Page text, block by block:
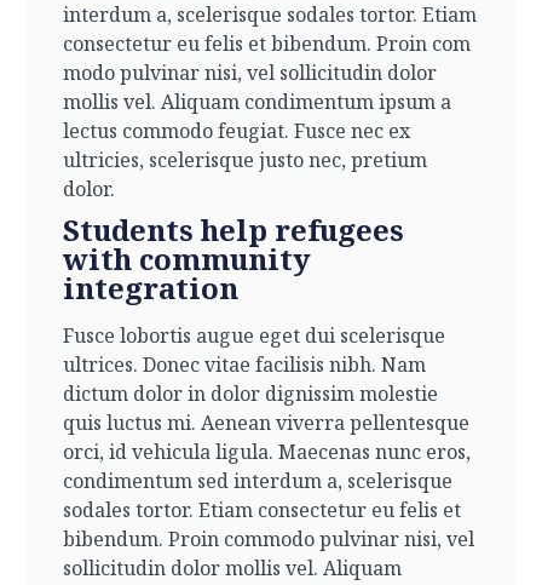
interdum a, scelerisque sodales tortor. Etiam
consectetur eu felis et bibendum. Proin com
modo pulvinar nisi, vel sollicitudin dolor
mollis vel. Aliquam condimentum ipsum a
lectus commodo feugiat. Fusce nec ex
ultricies, scelerisque justo nec, pretium
dolor.
Students help refugees
with community
integration
Fusce lobortis augue eget dui scelerisque
ultrices. Donec vitae facilisis nibh. Nam
dictum dolor in dolor dignissim molestie
quis luctus mi. Aenean viverra pellentesque
orci, id vehicula ligula. Maecenas nunc eros,
condimentum sed interdum a, scelerisque
sodales tortor. Etiam consectetur eu felis et
bibendum. Proin commodo pulvinar nisi, vel
sollicitudin dolor mollis vel. Aliquam